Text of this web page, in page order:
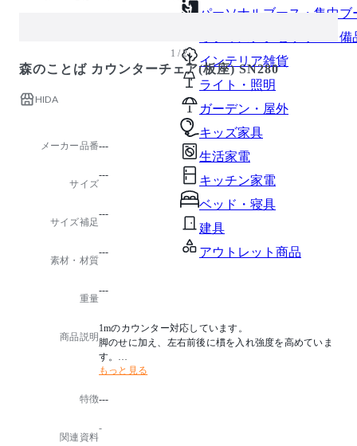
パーソナルブース・集中ブ
オフィスアクセサリー・備
インテリア雑貨
ライト・照明
ガーデン・屋外
キッズ家具
生活家電
キッチン家電
ベッド・寝具
建具
アウトレット商品
1 / 2
森のことば カウンターチェア(板座) SN280
HIDA
メーカー品番---
サイズ
---
サイズ補足
---
素材・材質
---
重量
---
商品説明
1mのカウンター対応しています。
脚のせに加え、左右前後に樌を入れ強度を高めていま
す。
詳細につきましては、お問合わせください。
もっと見る
特徴---
関連資料
-